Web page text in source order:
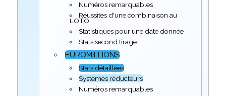
Numéros remarquables
Réussites d'une combinaison au
LOTO
Statistiques pour une date donnée
Stats second tirage
EUROMILLIONS
Stats détaillées
Systèmes réducteurs
Numéros remarquables